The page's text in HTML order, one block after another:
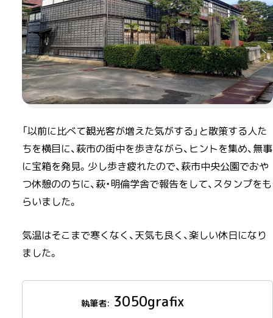
「以前に比べて観光客が増えた気がする」と散策する人た
ちを横目に、萩市の街中を歩きながら、ヒントを集め、無事
に宝箱を発見。少し歩き疲れたので、萩市中央公園でおや
つ休憩ののちに、萩・明倫学舎で報告をして、スタンプをも
らいました。
気温はそこまで寒くなく、天気も良く、楽しい休日になり
ました。
3050grafix